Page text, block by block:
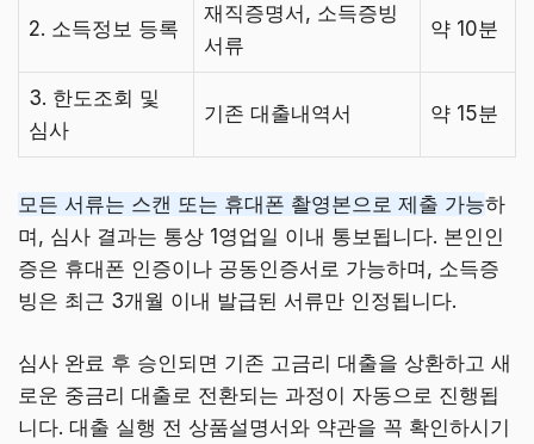
2. 소득정보 등록
재직증명서, 소득증빙
서류
약 10분
3. 한도조회 및
심사
기존 대출내역서 약 15분
모든 서류는 스캔 또는 휴대폰 촬영본으로 제출 가능하
며, 심사 결과는 통상 1영업일 이내 통보됩니다. 본인인
증은 휴대폰 인증이나 공동인증서로 가능하며, 소득증
빙은 최근 3개월 이내 발급된 서류만 인정됩니다.
심사 완료 후 승인되면 기존 고금리 대출을 상환하고 새
로운 중금리 대출로 전환되는 과정이 자동으로 진행됩
니다. 대출 실행 전 상품설명서와 약관을 꼭 확인하시기